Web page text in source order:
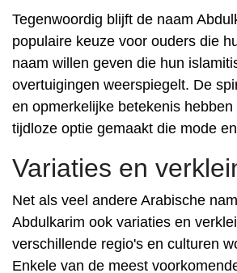
Tegenwoordig blijft de naam
populaire keuze voor ouders die
naam willen geven die hun
overtuigingen weerspiegelt. De
en opmerkelijke betekenis hebben
tijdloze optie gemaakt die mode
Variaties en
Net als veel andere Arabische
Abdulkarim ook variaties en
verschillende regio's en culturen
Enkele van de meest